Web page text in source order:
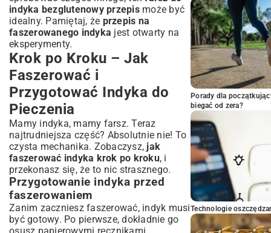
indyka bezglutenowy przepismoże być
idealny. Pamiętaj, że przepis na
faszerowanego indyka jest otwarty na
eksperymenty.
Krok po Kroku – Jak
Faszerować i
Przygotować Indyka do
Pieczenia
Mamy indyka, mamy farsz. Teraz
najtrudniejsza część? Absolutnie nie! To
czysta mechanika. Zobaczysz, jak
faszerować indyka krok po kroku, i
przekonasz się, że to nic strasznego.
Przygotowanie indyka przed
faszerowaniem
Zanim zaczniesz faszerować, indyk musi
być gotowy. Po pierwsze, dokładnie go
Porady dla
biegać od zera?
Technologie